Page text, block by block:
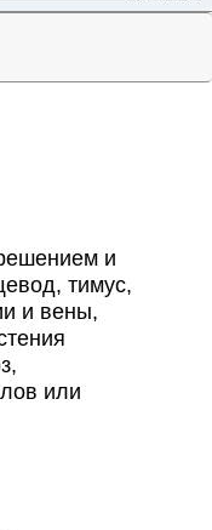
и
тимус,
и вены,
или